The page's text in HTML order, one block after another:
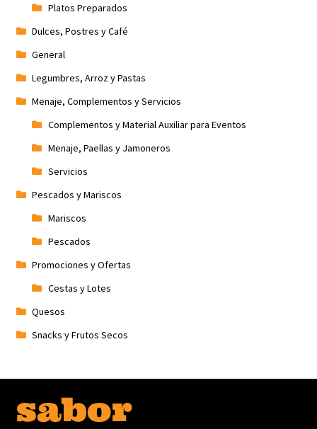
Platos Preparados
Dulces, Postres y Café
General
Legumbres, Arroz y Pastas
Menaje, Complementos y Servicios
Complementos y Material Auxiliar para Eventos
Menaje, Paellas y Jamoneros
Servicios
Pescados y Mariscos
Mariscos
Pescados
Promociones y Ofertas
Cestas y Lotes
Quesos
Snacks y Frutos Secos